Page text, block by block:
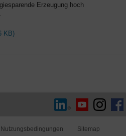
Erzeugung hoch
KB)
Nutzungsbedingungen Sitemap